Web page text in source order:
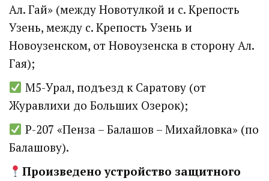
Ал. Гай» (между Новотулкой и с. Крепость
Узень, между с. Крепость Узень и
Новоузенском, от Новоузенска в сторону Ал.
Гая);
М5-Урал, подъезд к Саратову (от
Журавлихи до Больших Озерок);
Р-207 «Пенза – Балашов – Михайловка» (по
Балашову).
Произведено устройство защитного